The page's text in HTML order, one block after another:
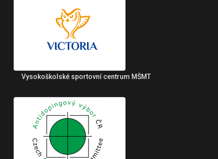
Vysokoškolské sportovní centrum MŠMT